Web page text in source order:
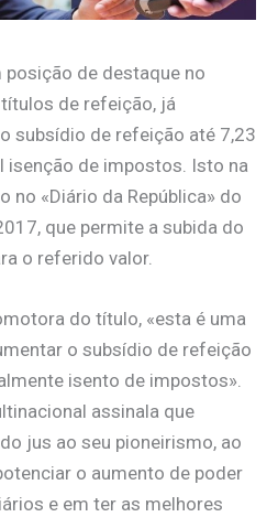
posição de destaque no
de refeição, já
subsídio de refeição até 7,23
isenção de impostos. Isto na
no «Diário da República» do
que permite a subida do
o referido valor.
do título, «esta é uma
o subsídio de refeição
isento de impostos».
assinala que
jus ao seu pioneirismo, ao
o aumento de poder
e em ter as melhores